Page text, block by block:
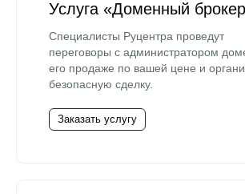
Услуга «Доменный
Специалисты Руцентра проведут
переговоры с администратором
его продаже по вашей цене и
безопасную сделку.
Заказать услугу